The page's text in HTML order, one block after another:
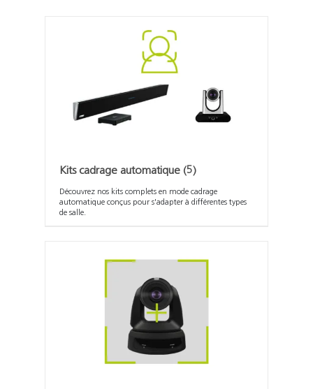
Kits cadrage automatique (5)
Découvrez nos kits complets en mode cadrage
automatique conçus pour s'adapter à différentes types
de salle.